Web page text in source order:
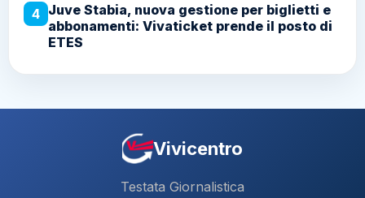
4 Juve Stabia, nuova gestione per biglietti e
abbonamenti: Vivaticket prende il posto di
ETES
Vivicentro
Testata Giornalistica